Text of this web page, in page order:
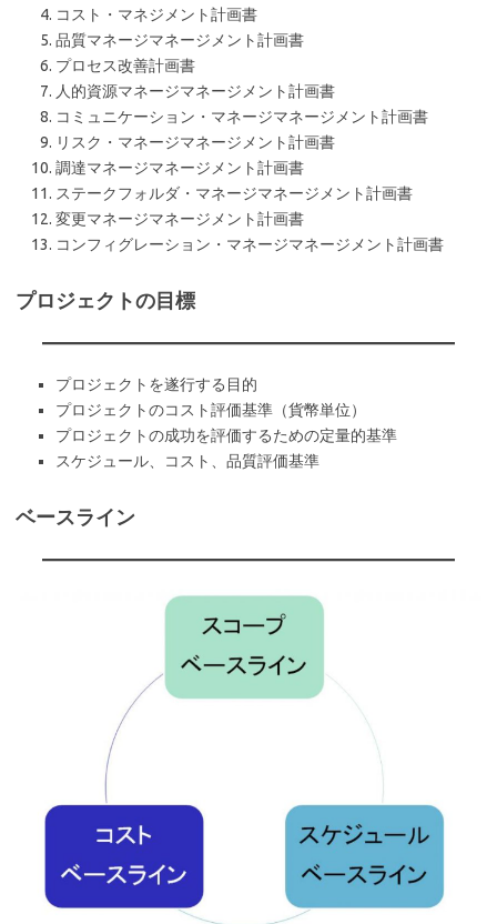
コスト・マネジメント計画書
品質マネージマネージメント計画書
プロセス改善計画書
人的資源マネージマネージメント計画書
コミュニケーション・マネージマネージメント計画書
リスク・マネージマネージメント計画書
調達マネージマネージメント計画書
ステークフォルダ・マネージマネージメント計画書
変更マネージマネージメント計画書
コンフィグレーション・マネージマネージメント計画書
プロジェクトの目標
プロジェクトを遂行する目的
プロジェクトのコスト評価基準（貨幣単位）
プロジェクトの成功を評価するための定量的基準
スケジュール、コスト、品質評価基準
ベースライン